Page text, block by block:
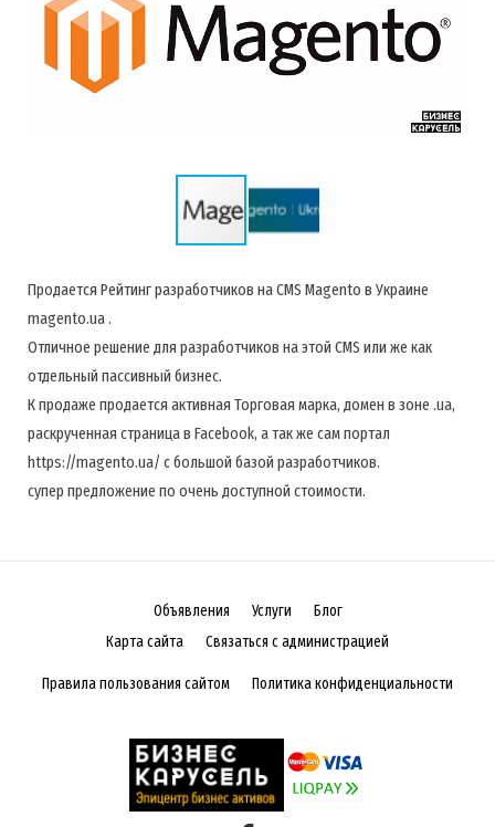
Продается Рейтинг разработчиков на CMS Magento в Украине
magento.ua .
Отличное решение для разработчиков на этой CMS или же как
отдельный пассивный бизнес.
К продаже продается активная Торговая марка, домен в зоне .ua,
раскрученная страница в Facebook, а так же сам портал
https://magento.ua/ с большой базой разработчиков.
супер предложение по очень доступной стоимости.
Объявления Услуги
Блог
Карта сайта
Связаться с администрацией
Правила пользования сайтом Политика конфиденциальности